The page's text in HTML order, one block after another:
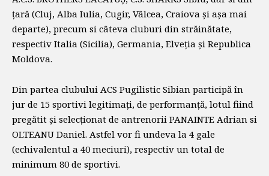
țară (Cluj, Alba Iulia, Cugir, Vâlcea, Craiova și așa mai
departe), precum si câteva cluburi din străinătate,
respectiv Italia (Sicilia), Germania, Elveția și Republica
Moldova.
Din partea clubului ACS Pugilistic Sibian participă în
jur de 15 sportivi legitimați, de performanță, lotul fiind
pregătit și selecționat de antrenorii PANAINTE Adrian si
OLTEANU Daniel. Astfel vor fi undeva la 4 gale
(echivalentul a 40 meciuri), respectiv un total de
minimum 80 de sportivi.